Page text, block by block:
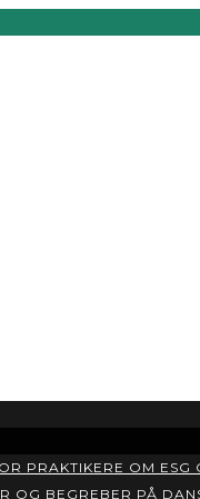
PRAKTIKERE OM
OG BEGREBER PÅ